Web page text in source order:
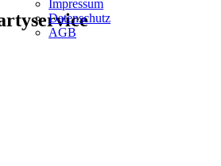
Impressum
Datenschutz
AGB